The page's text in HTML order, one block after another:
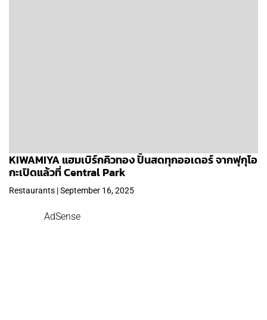
KIWAMIYA แฮมเบิร์กคิวทอง ปั้นสดทุกออเดอร์ จากฟุกุโอ
กะเปิดแล้วที่ Central Park
Restaurants | September 16, 2025
AdSense